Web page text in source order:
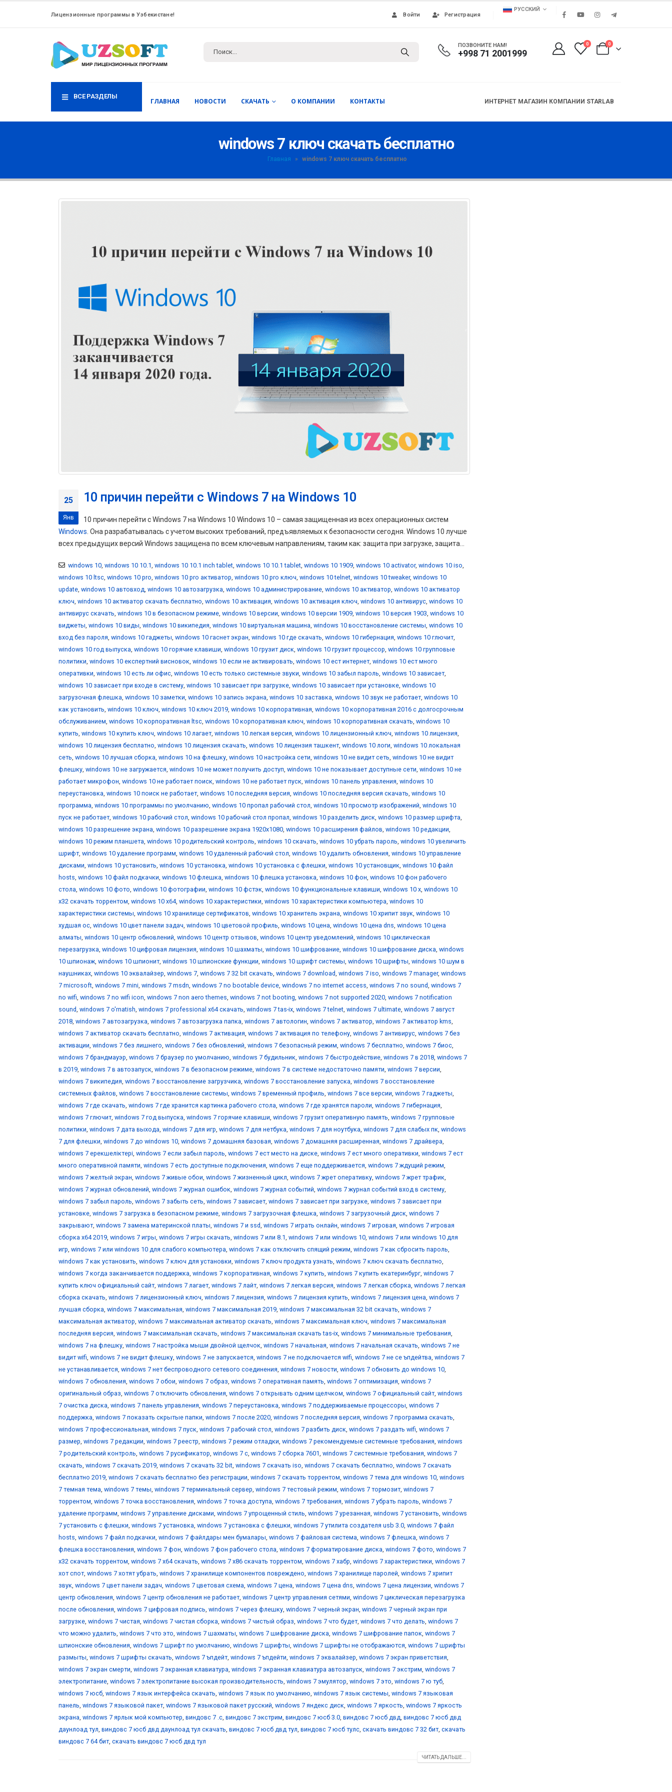
Лицензионные программы в Узбекистане! Войти Регистрация
РУССКИЙ
ПОЗВОНИТЕ НАМ!
+998 71 2001999
0 0
ВСЕ РАЗДЕЛЫ
ГЛАВНАЯ НОВОСТИ СКАЧАТЬ О КОМПАНИИ КОНТАКТЫ ИНТЕРНЕТ МАГАЗИН КОМПАНИИ STARLAB
windows 7 ключ скачать бесплатно
Главная » windows 7 ключ скачать бесплатно
25
Янв
10 причин перейти с Windows 7 на Windows 10
10 причин перейти с Windows 7 на Windows 10 Windows 10 – самая защищенная из всех операционных систем
Windows . Она разрабатывалась с учетом высоких требований, предъявляемых к безопасности сегодня. Windows 10 лучше
всех предыдущих версий Windows защищена по всем ключевым направлениям, таким как: защита при загрузке, защита...
windows 10, windows 10 10.1, windows 10 10.1 inch tablet, windows 10 10.1 tablet, windows 10 1909, windows 10 activator, windows 10 iso,
windows 10 ltsc, windows 10 pro, windows 10 pro активатор, windows 10 pro ключ, windows 10 telnet, windows 10 tweaker, windows 10
update, windows 10 автовход, windows 10 автозагрузка, windows 10 администрирование, windows 10 активатор, windows 10 активатор
ключ, windows 10 активатор скачать бесплатно, windows 10 активация, windows 10 активация ключ, windows 10 антивирус, windows 10
антивирус скачать, windows 10 в безопасном режиме, windows 10 версии, windows 10 версии 1909, windows 10 версия 1903, windows 10
виджеты, windows 10 виды, windows 10 википедия, windows 10 виртуальная машина, windows 10 восстановление системы, windows 10
вход без пароля, windows 10 гаджеты, windows 10 гаснет экран, windows 10 где скачать, windows 10 гибернация, windows 10 глючит,
windows 10 год выпуска, windows 10 горячие клавиши, windows 10 грузит диск, windows 10 грузит процессор, windows 10 групповые
политики, windows 10 експертний висновок, windows 10 если не активировать, windows 10 ест интернет, windows 10 ест много
оперативки, windows 10 есть ли офис, windows 10 есть только системные звуки, windows 10 забыл пароль, windows 10 зависает,
windows 10 зависает при входе в систему, windows 10 зависает при загрузке, windows 10 зависает при установке, windows 10
загрузочная флешка, windows 10 заметки, windows 10 запись экрана, windows 10 заставка, windows 10 звук не работает, windows 10
как установить, windows 10 ключ, windows 10 ключ 2019, windows 10 корпоративная, windows 10 корпоративная 2016 с долгосрочным
обслуживанием, windows 10 корпоративная ltsc, windows 10 корпоративная ключ, windows 10 корпоративная скачать, windows 10
купить, windows 10 купить ключ, windows 10 лагает, windows 10 легкая версия, windows 10 лицензионный ключ, windows 10 лицензия,
windows 10 лицензия бесплатно, windows 10 лицензия скачать, windows 10 лицензия ташкент, windows 10 логи, windows 10 локальная
сеть, windows 10 лучшая сборка, windows 10 на флешку, windows 10 настройка сети, windows 10 не видит сеть, windows 10 не видит
флешку, windows 10 не загружается, windows 10 не может получить доступ, windows 10 не показывает доступные сети, windows 10 не
работает микрофон, windows 10 не работает поиск, windows 10 не работает пуск, windows 10 панель управления, windows 10
переустановка, windows 10 поиск не работает, windows 10 последняя версия, windows 10 последняя версия скачать, windows 10
программа, windows 10 программы по умолчанию, windows 10 пропал рабочий стол, windows 10 просмотр изображений, windows 10
пуск не работает, windows 10 рабочий стол, windows 10 рабочий стол пропал, windows 10 разделить диск, windows 10 размер шрифта,
windows 10 разрешение экрана, windows 10 разрешение экрана 1920x1080, windows 10 расширения файлов, windows 10 редакции,
windows 10 режим планшета, windows 10 родительский контроль, windows 10 скачать, windows 10 убрать пароль, windows 10 увеличить
шрифт, windows 10 удаление программ, windows 10 удаленный рабочий стол, windows 10 удалить обновления, windows 10 управление
дисками, windows 10 установить, windows 10 установка, windows 10 установка с флешки, windows 10 установщик, windows 10 файл
hosts, windows 10 файл подкачки, windows 10 флешка, windows 10 флешка установка, windows 10 фон, windows 10 фон рабочего
стола, windows 10 фото, windows 10 фотографии, windows 10 фстэк, windows 10 функциональные клавиши, windows 10 х, windows 10
х32 скачать торрентом, windows 10 х64, windows 10 характеристики, windows 10 характеристики компьютера, windows 10
характеристики системы, windows 10 хранилище сертификатов, windows 10 хранитель экрана, windows 10 хрипит звук, windows 10
худшая ос, windows 10 цвет панели задач, windows 10 цветовой профиль, windows 10 цена, windows 10 цена dns, windows 10 цена
алматы, windows 10 центр обновлений, windows 10 центр отзывов, windows 10 центр уведомлений, windows 10 циклическая
перезагрузка, windows 10 цифровая лицензия, windows 10 шахматы, windows 10 шифрование, windows 10 шифрование диска, windows
10 шпионаж, windows 10 шпионит, windows 10 шпионские функции, windows 10 шрифт системы, windows 10 шрифты, windows 10 шум в
наушниках, windows 10 эквалайзер, windows 7, windows 7 32 bit скачать, windows 7 download, windows 7 iso, windows 7 manager, windows
7 microsoft, windows 7 mini, windows 7 msdn, windows 7 no bootable device, windows 7 no internet access, windows 7 no sound, windows 7
no wifi, windows 7 no wifi icon, windows 7 non aero themes, windows 7 not booting, windows 7 not supported 2020, windows 7 notification
sound, windows 7 o'rnatish, windows 7 professional x64 скачать, windows 7 tas-ix, windows 7 telnet, windows 7 ultimate, windows 7 август
2018, windows 7 автозагрузка, windows 7 автозагрузка папка, windows 7 автологин, windows 7 активатор, windows 7 активатор kms,
windows 7 активатор скачать бесплатно, windows 7 активация, windows 7 активация по телефону, windows 7 антивирус, windows 7 без
активации, windows 7 без лишнего, windows 7 без обновлений, windows 7 безопасный режим, windows 7 бесплатно, windows 7 биос,
windows 7 брандмауэр, windows 7 браузер по умолчанию, windows 7 будильник, windows 7 быстродействие, windows 7 в 2018, windows 7
в 2019, windows 7 в автозапуск, windows 7 в безопасном режиме, windows 7 в системе недостаточно памяти, windows 7 версии,
windows 7 википедия, windows 7 восстановление загрузчика, windows 7 восстановление запуска, windows 7 восстановление
системных файлов, windows 7 восстановление системы, windows 7 временный профиль, windows 7 все версии, windows 7 гаджеты,
windows 7 где скачать, windows 7 где хранится картинка рабочего стола, windows 7 где хранятся пароли, windows 7 гибернация,
windows 7 глючит, windows 7 год выпуска, windows 7 горячие клавиши, windows 7 грузит оперативную память, windows 7 групповые
политики, windows 7 дата выхода, windows 7 для игр, windows 7 для нетбука, windows 7 для ноутбука, windows 7 для слабых пк, windows
7 для флешки, windows 7 до windows 10, windows 7 домашняя базовая, windows 7 домашняя расширенная, windows 7 драйвера,
windows 7 ерекшеліктері, windows 7 если забыл пароль, windows 7 ест место на диске, windows 7 ест много оперативки, windows 7 ест
много оперативной памяти, windows 7 есть доступные подключения, windows 7 еще поддерживается, windows 7 ждущий режим,
windows 7 желтый экран, windows 7 живые обои, windows 7 жизненный цикл, windows 7 жрет оперативку, windows 7 жрет трафик,
windows 7 журнал обновлений, windows 7 журнал ошибок, windows 7 журнал событий, windows 7 журнал событий вход в систему,
windows 7 забыл пароль, windows 7 забыть сеть, windows 7 зависает, windows 7 зависает при загрузке, windows 7 зависает при
установке, windows 7 загрузка в безопасном режиме, windows 7 загрузочная флешка, windows 7 загрузочный диск, windows 7
закрывают, windows 7 замена материнской платы, windows 7 и ssd, windows 7 играть онлайн, windows 7 игровая, windows 7 игровая
сборка x64 2019, windows 7 игры, windows 7 игры скачать, windows 7 или 8.1, windows 7 или windows 10, windows 7 или windows 10 для
игр, windows 7 или windows 10 для слабого компьютера, windows 7 как отключить спящий режим, windows 7 как сбросить пароль,
windows 7 как установить, windows 7 ключ для установки, windows 7 ключ продукта узнать, windows 7 ключ скачать бесплатно,
windows 7 когда заканчивается поддержка, windows 7 корпоративная, windows 7 купить, windows 7 купить екатеринбург, windows 7
купить ключ официальный сайт, windows 7 лагает, windows 7 лайт, windows 7 легкая версия, windows 7 легкая сборка, windows 7 легкая
сборка скачать, windows 7 лицензионный ключ, windows 7 лицензия, windows 7 лицензия купить, windows 7 лицензия цена, windows 7
лучшая сборка, windows 7 максимальная, windows 7 максимальная 2019, windows 7 максимальная 32 bit скачать, windows 7
максимальная активатор, windows 7 максимальная активатор скачать, windows 7 максимальная ключ, windows 7 максимальная
последняя версия, windows 7 максимальная скачать, windows 7 максимальная скачать tas-ix, windows 7 минимальные требования,
windows 7 на флешку, windows 7 настройка мыши двойной щелчок, windows 7 начальная, windows 7 начальная скачать, windows 7 не
видит wifi, windows 7 не видит флешку, windows 7 не запускается, windows 7 не подключается wifi, windows 7 не се ъпдейтва, windows 7
не устанавливается, windows 7 нет беспроводного сетевого соединения, windows 7 новости, windows 7 обновить до windows 10,
windows 7 обновления, windows 7 обои, windows 7 образ, windows 7 оперативная память, windows 7 оптимизация, windows 7
оригинальный образ, windows 7 отключить обновления, windows 7 открывать одним щелчком, windows 7 официальный сайт, windows
7 очистка диска, windows 7 панель управления, windows 7 переустановка, windows 7 поддерживаемые процессоры, windows 7
поддержка, windows 7 показать скрытые папки, windows 7 после 2020, windows 7 последняя версия, windows 7 программа скачать,
windows 7 профессиональная, windows 7 пуск, windows 7 рабочий стол, windows 7 разбить диск, windows 7 раздать wifi, windows 7
размер, windows 7 редакции, windows 7 реестр, windows 7 режим отладки, windows 7 рекомендуемые системные требования, windows
7 родительский контроль, windows 7 русификатор, windows 7 с, windows 7 сборка 7601, windows 7 системные требования, windows 7
скачать, windows 7 скачать 2019, windows 7 скачать 32 bit, windows 7 скачать iso, windows 7 скачать бесплатно, windows 7 скачать
бесплатно 2019, windows 7 скачать бесплатно без регистрации, windows 7 скачать торрентом, windows 7 тема для windows 10, windows
7 темная тема, windows 7 темы, windows 7 терминальный сервер, windows 7 тестовый режим, windows 7 тормозит, windows 7
торрентом, windows 7 точка восстановления, windows 7 точка доступа, windows 7 требования, windows 7 убрать пароль, windows 7
удаление программ, windows 7 управление дисками, windows 7 упрощенный стиль, windows 7 урезанная, windows 7 установить, windows
7 установить с флешки, windows 7 установка, windows 7 установка с флешки, windows 7 утилита создателя usb 3.0, windows 7 файл
hosts, windows 7 файл подкачки, windows 7 файлдары мен бумалары, windows 7 файловая система, windows 7 флешка, windows 7
флешка восстановления, windows 7 фон, windows 7 фон рабочего стола, windows 7 форматирование диска, windows 7 фото, windows 7
х32 скачать торрентом, windows 7 х64 скачать, windows 7 х86 скачать торрентом, windows 7 хабр, windows 7 характеристики, windows 7
хот спот, windows 7 хотят убрать, windows 7 хранилище компонентов повреждено, windows 7 хранилище паролей, windows 7 хрипит
звук, windows 7 цвет панели задач, windows 7 цветовая схема, windows 7 цена, windows 7 цена dns, windows 7 цена лицензии, windows 7
центр обновления, windows 7 центр обновления не работает, windows 7 центр управления сетями, windows 7 циклическая перезагрузка
после обновления, windows 7 цифровая подпись, windows 7 через флешку, windows 7 черный экран, windows 7 черный экран при
загрузке, windows 7 чистая, windows 7 чистая сборка, windows 7 чистый образ, windows 7 что будет, windows 7 что делать, windows 7
что можно удалить, windows 7 что это, windows 7 шахматы, windows 7 шифрование диска, windows 7 шифрование папок, windows 7
шпионские обновления, windows 7 шрифт по умолчанию, windows 7 шрифты, windows 7 шрифты не отображаются, windows 7 шрифты
размыты, windows 7 шрифты скачать, windows 7 ъпдейт, windows 7 ъпдейти, windows 7 эквалайзер, windows 7 экран приветствия,
windows 7 экран смерти, windows 7 экранная клавиатура, windows 7 экранная клавиатура автозапуск, windows 7 экстрим, windows 7
электропитание, windows 7 электропитание высокая производительность, windows 7 эмулятор, windows 7 это, windows 7 ю туб,
windows 7 юсб, windows 7 язык интерфейса скачать, windows 7 язык по умолчанию, windows 7 язык системы, windows 7 языковая
панель, windows 7 языковой пакет, windows 7 языковой пакет русский, windows 7 яндекс диск, windows 7 яркость, windows 7 яркость
экрана, windows 7 ярлык мой компьютер, виндовс 7 .с, виндовс 7 экстрим, виндовс 7 юсб 3.0, виндовс 7 юсб двд, виндовс 7 юсб двд
даунлоад тул, виндовс 7 юсб двд даунлоад тул скачать, виндовс 7 юсб двд тул, виндовс 7 юсб тулс, скачать виндовс 7 32 бит, скачать
виндовс 7 64 бит, скачать виндовс 7 юсб двд тул
ЧИТАТЬ ДАЛЬШЕ...